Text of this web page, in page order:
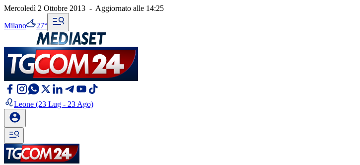
Mercoledì 2 Ottobre 2013 - Aggiornato alle 14:25
Milano 27°
Leone (23 Lug - 23 Ago)